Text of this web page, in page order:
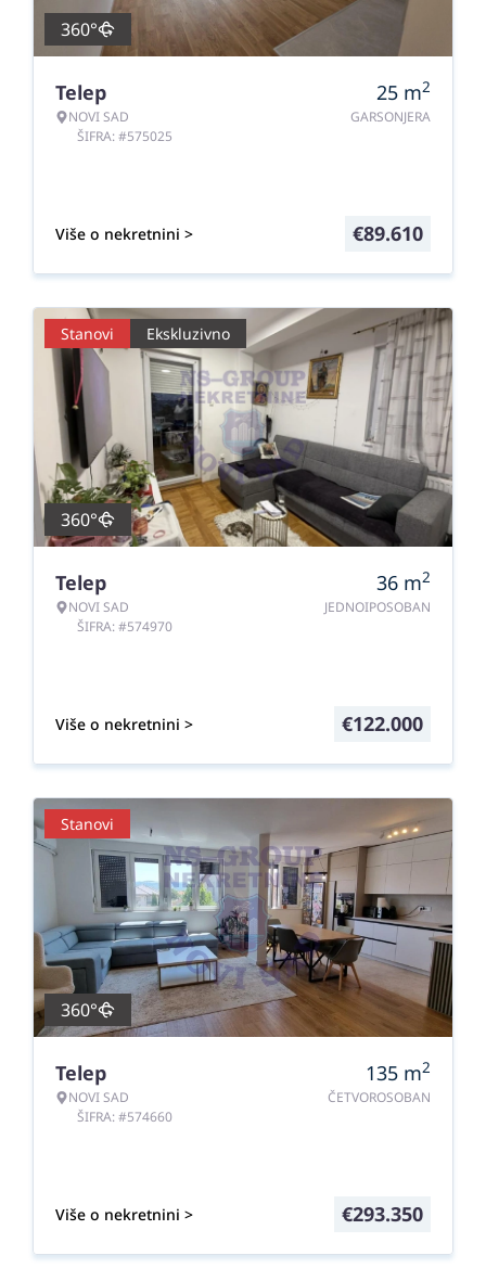
360°
Telep
NOVI SAD
ŠIFRA: #575025
25 m2
GARSONJERA
Više o nekretnini > €89.610
Stanovi Ekskluzivno
360°
Telep
NOVI SAD
ŠIFRA: #574970
36 m2
JEDNOIPOSOBAN
Više o nekretnini > €122.000
Stanovi
360°
Telep
NOVI SAD
ŠIFRA: #574660
135 m2
ČETVOROSOBAN
Više o nekretnini > €293.350